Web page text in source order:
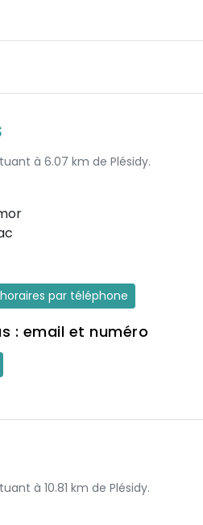
à 6.07 km de Plésidy.
par téléphone
: email et numéro
à 10.81 km de Plésidy.